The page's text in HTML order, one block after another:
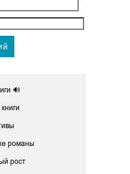
🔊
романы
рост